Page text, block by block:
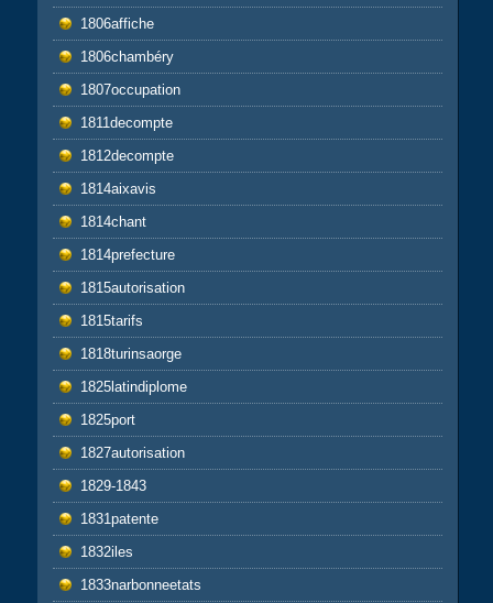
1806affiche
1806chambéry
1807occupation
1811decompte
1812decompte
1814aixavis
1814chant
1814prefecture
1815autorisation
1815tarifs
1818turinsaorge
1825latindiplome
1825port
1827autorisation
1829-1843
1831patente
1832iles
1833narbonneetats